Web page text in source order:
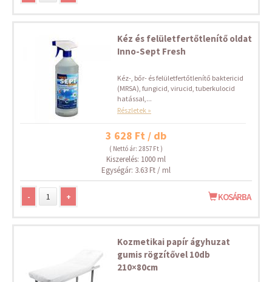
Kéz és felületfertőtlenítő oldat
Inno-Sept Fresh
Kéz-, bőr- és felületfertőtlenítő baktericid
(MRSA), fungicid, virucid, tuberkulocid
hatással,...
Részletek »
3 628 Ft / db
( Nettó ár: 2 857 Ft )
Kiszerelés: 1000 ml
Egységár: 3.63 Ft / ml
- + KOSÁRBA
Kozmetikai papír ágyhuzat
gumis rögzítővel 10db
210×80cm